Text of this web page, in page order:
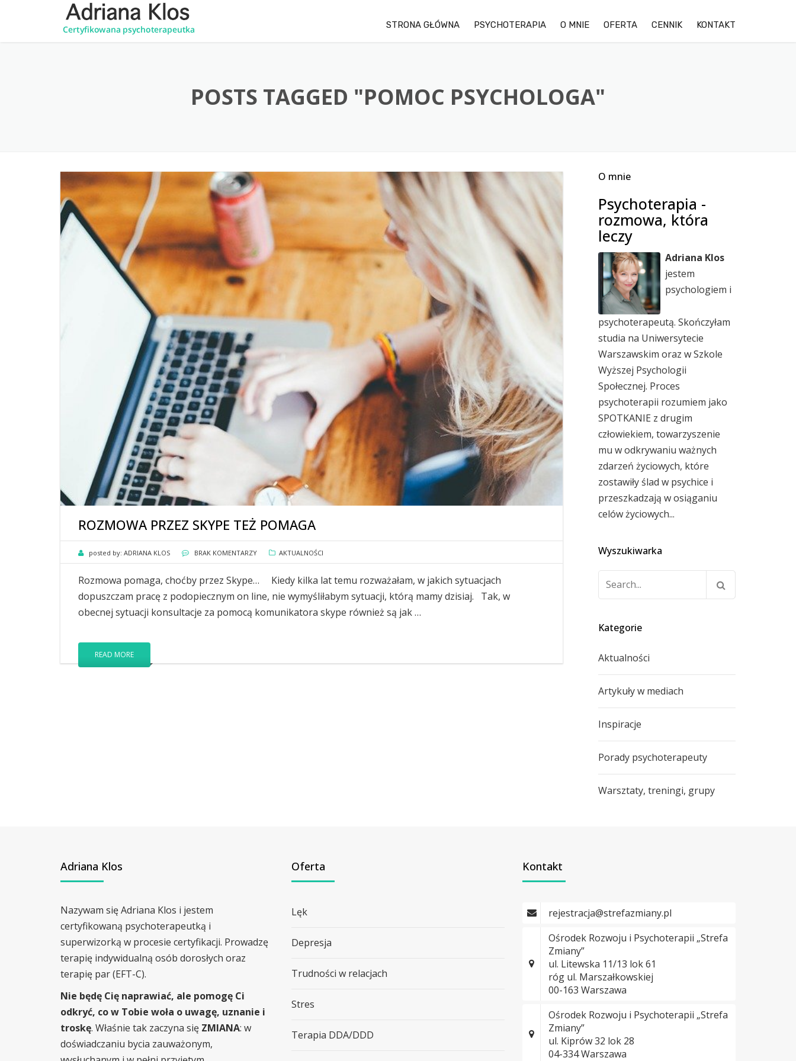
STRONA GŁÓWNA PSYCHOTERAPIA O MNIE OFERTA
TERAPIA DDA/DDD
TERAPIA PAR
CENNIK KONTAKT
POSTS TAGGED "POMOC PSYCHOLOGA"
ROZMOWA PRZEZ SKYPE TEŻ POMAGA
posted by: ADRIANA KLOS BRAK KOMENTARZY AKTUALNOŚCI
Rozmowa pomaga, choćby przez Skype… Kiedy kilka lat temu rozważałam, w jakich sytuacjach
dopuszczam pracę z podopiecznym on line, nie wymyśliłabym sytuacji, którą mamy dzisiaj. Tak, w
obecnej sytuacji konsultacje za pomocą komunikatora skype również są jak …
READ MORE
O mnie
Psychoterapia -
rozmowa, która
leczy
Adriana Klos
jestem
psychologiem i
psychoterapeutą. Skończyłam
studia na Uniwersytecie
Warszawskim oraz w Szkole
Wyższej Psychologii
Społecznej. Proces
psychoterapii rozumiem jako
SPOTKANIE z drugim
człowiekiem, towarzyszenie
mu w odkrywaniu ważnych
zdarzeń życiowych, które
zostawiły ślad w psychice i
przeszkadzają w osiąganiu
celów życiowych...
Wyszukiwarka
Kategorie
Aktualności
Artykuły w mediach
Inspiracje
Porady psychoterapeuty
Warsztaty, treningi, grupy
Adriana Klos
Nazywam się Adriana Klos i jestem
certyfikowaną psychoterapeutką i
superwizorką w procesie certyfikacji. Prowadzę
terapię indywidualną osób dorosłych oraz
terapię par (EFT-C).
Nie będę Cię naprawiać, ale pomogę Ci
odkryć, co w Tobie woła o uwagę, uznanie i
troskę. Właśnie tak zaczyna się ZMIANA: w
doświadczaniu bycia zauważonym,
Oferta
Lęk
Depresja
Trudności w relacjach
Stres
Terapia DDA/DDD
Kontakt
rejestracja@strefazmiany.pl
Ośrodek Rozwoju i Psychoterapii „Strefa
Zmiany”
ul. Litewska 11/13 lok 61
róg ul. Marszałkowskiej
00-163 Warszawa
Ośrodek Rozwoju i Psychoterapii „Strefa
Zmiany”
ul. Kiprów 32 lok 28
04-334 Warszawa